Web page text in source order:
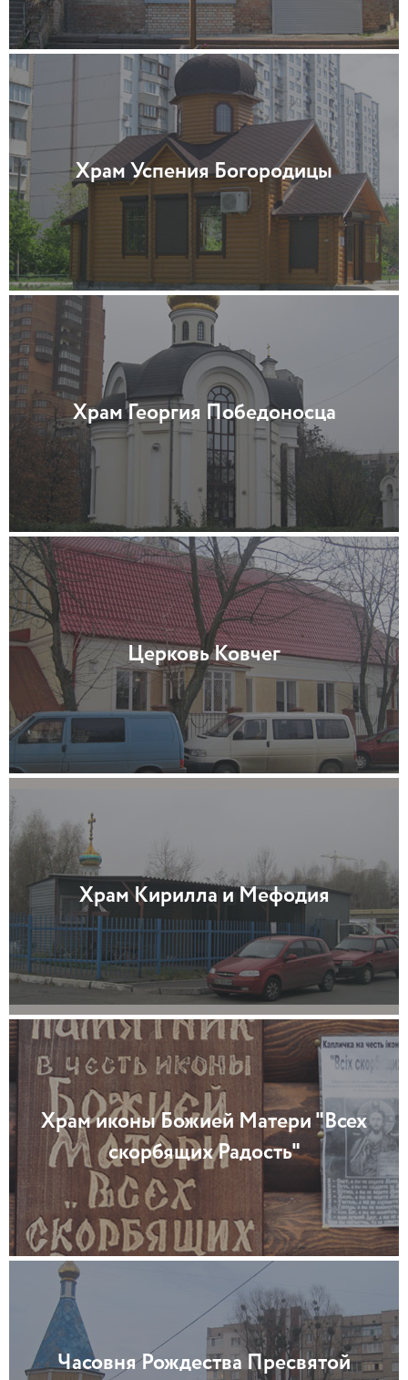
Храм Успения Богородицы
Храм Георгия Победоносца
Церковь Ковчег
Храм Кирилла и Мефодия
Храм иконы Божией Матери "Всех
скорбящих Радость"
Часовня Рождества Пресвятой